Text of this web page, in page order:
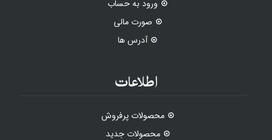
ورود به حساب
صورت مالی
آدرس ها
اطلاعات
محصولات پرفروش
محصولات جدید